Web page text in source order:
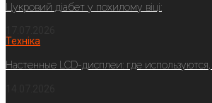
Цукровий діабет у похилому віці:
Техніка
Настенные LCD-дисплеи: где